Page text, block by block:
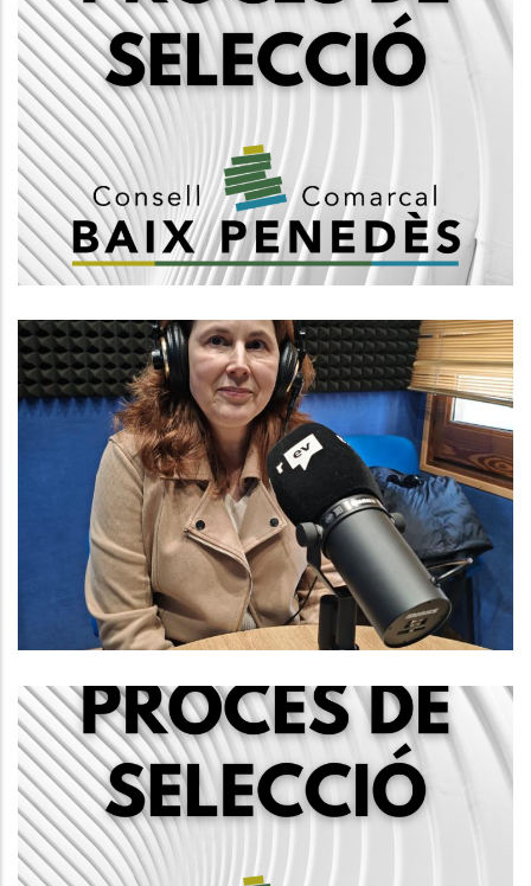
Creació D'una Borsa D'auxiliars
Administratius/ves, Grup C2
Altres
Baix Penedès Al Dia Amb Rosa
Anan Mañé, Responsable De
L’Oficina Comarcal D’Informació Al
Consumidor Del Consell Comarcal
Del Baix Penedès.
Altres
Convocatòria, Mitjançant Concurs
Oposició, 1 Plaça De Psicòleg/a,
Subgrup A1